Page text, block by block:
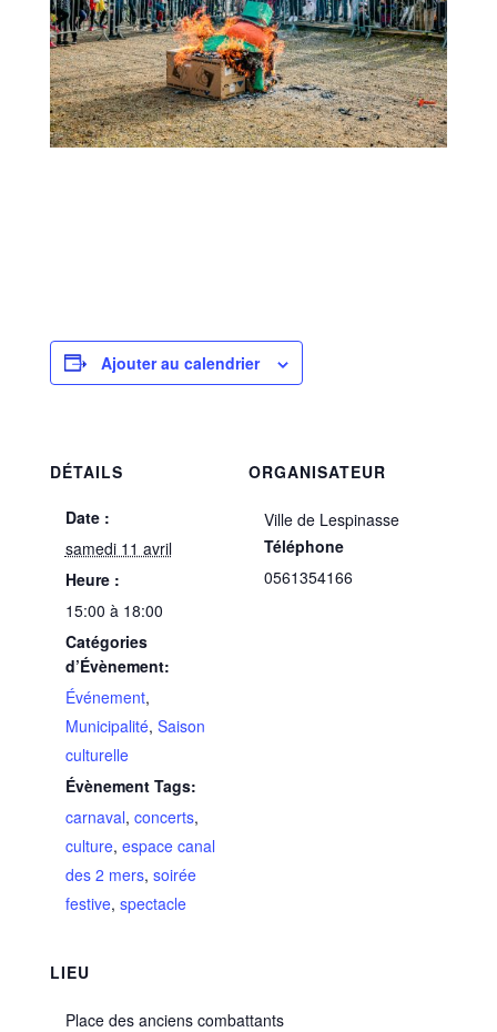
Ajouter au calendrier
DÉTAILS
Date :
samedi 11 avril
Heure :
15:00 à 18:00
Catégories
d’Évènement:
Événement,
Municipalité, Saison
culturelle
Évènement Tags:
carnaval, concerts,
culture, espace canal
des 2 mers, soirée
festive, spectacle
LIEU
Place des anciens combattants
ORGANISATEUR
Ville de Lespinasse
Téléphone
0561354166